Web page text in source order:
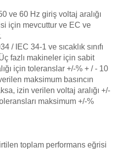
ve 60 Hz giriş voltaj aralığı
için mevcuttur ve EC ve
/ IEC 34-1 ve sıcaklık sınıfı
fazlı makineler için sabit
için toleranslar +/-% + / - 10
maksimum basıncın
izin verilen voltaj aralığı +/-
maksimum +/-%
toplam performans eğrisi